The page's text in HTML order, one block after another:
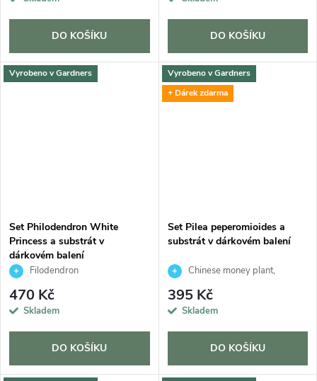
DO KOŠÍKU DO KOŠÍKU
Vyrobeno v Gardners
Set Philodendron White
Princess a substrát v
dárkovém balení
Filodendron
470 Kč
Skladem
DO KOŠÍKU
Vyrobeno v Gardners
+ Dárek zdarma
Set Pilea peperomioides a
substrát v dárkovém balení
Chinese money plant,
palačinková kytka
395 Kč
Skladem
DO KOŠÍKU